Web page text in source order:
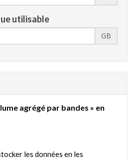
utilisable
GB
agrégé par bandes » en
les données en les